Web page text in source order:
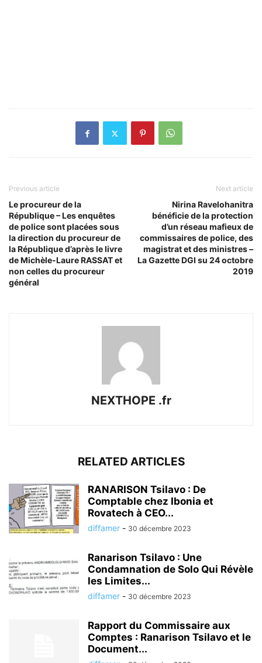
Previous article
Le procureur de la
République – Les enquêtes
de police sont placées sous
la direction du procureur de
la République d’après le livre
de Michèle-Laure RASSAT et
non celles du procureur
général
Next article
Nirina Ravelohanitra
bénéficie de la protection
d’un réseau mafieux de
commissaires de police, des
magistrat et des ministres –
La Gazette DGI su 24 octobre
2019
NEXTHOPE .fr
RELATED ARTICLES
RANARISON Tsilavo : De
Comptable chez Ibonia et
Rovatech à CEO...
diffamer - 30 décembre 2023
Ranarison Tsilavo : Une
Condamnation de Solo Qui Révèle
les Limites...
diffamer - 30 décembre 2023
Rapport du Commissaire aux
Comptes : Ranarison Tsilavo et le
Document...